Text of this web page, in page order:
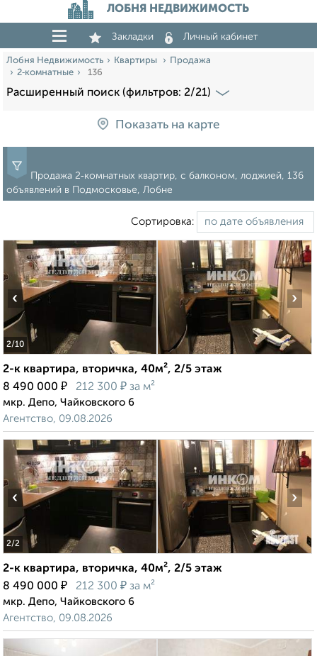
ЛОБНЯ НЕДВИЖИМОСТЬ
Закладки Личный кабинет
Лобня Недвижимость Квартиры
Продажа
2‑комнатные
136
Расширенный поиск (фильтров: 2/21)
Показать на карте
Продажа 2‑комнатных квартир, с балконом, лоджией, 136
объявлений в Подмосковье, Лобне
Сортировка:
2/10
‹ ›
2-к квартира, вторичка, 40м², 2/5 этаж
8 490 000 ₽ 212 300 ₽ за м²
мкр. Депо, Чайковского 6
Агентство, 09.08.2026
2/2
‹ ›
2-к квартира, вторичка, 40м², 2/5 этаж
8 490 000 ₽ 212 300 ₽ за м²
мкр. Депо, Чайковского 6
Агентство, 09.08.2026